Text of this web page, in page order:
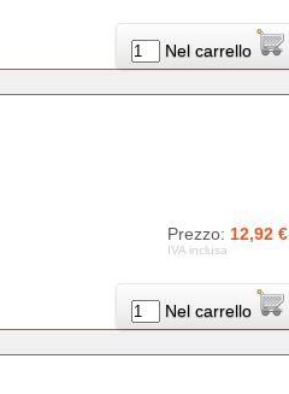
Nel carrello
Prezzo: 12,92 €
IVA inclusa
Nel carrello